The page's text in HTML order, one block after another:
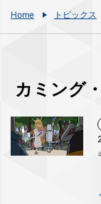
Home トピックス
カミング